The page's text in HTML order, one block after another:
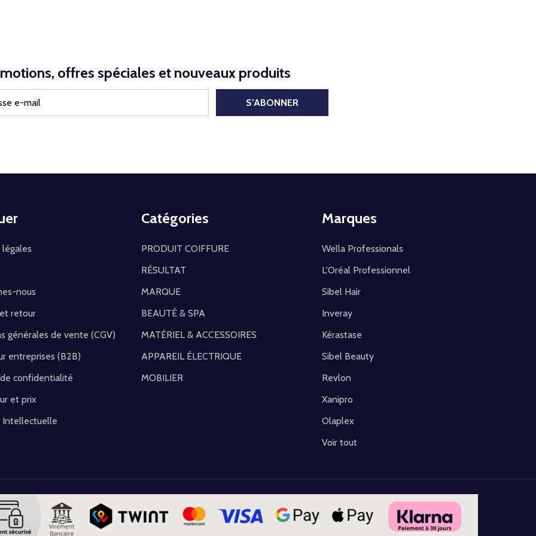
offres spéciales et nouveaux produits
S’ABONNER
nous
retour
générales de vente (CGV)
entreprises (B2B)
confidentialité
et prix
Intellectuelle
Catégories
PRODUIT COIFFURE
RÉSULTAT
MARQUE
BEAUTÉ & SPA
MATÉRIEL & ACCESSOIRES
APPAREIL ÉLECTRIQUE
MOBILIER
Marques
Wella Professionals
L'Oréal Professionnel
Sibel Hair
Inveray
Kérastase
Sibel Beauty
Revlon
Xanipro
Olaplex
Voir tout